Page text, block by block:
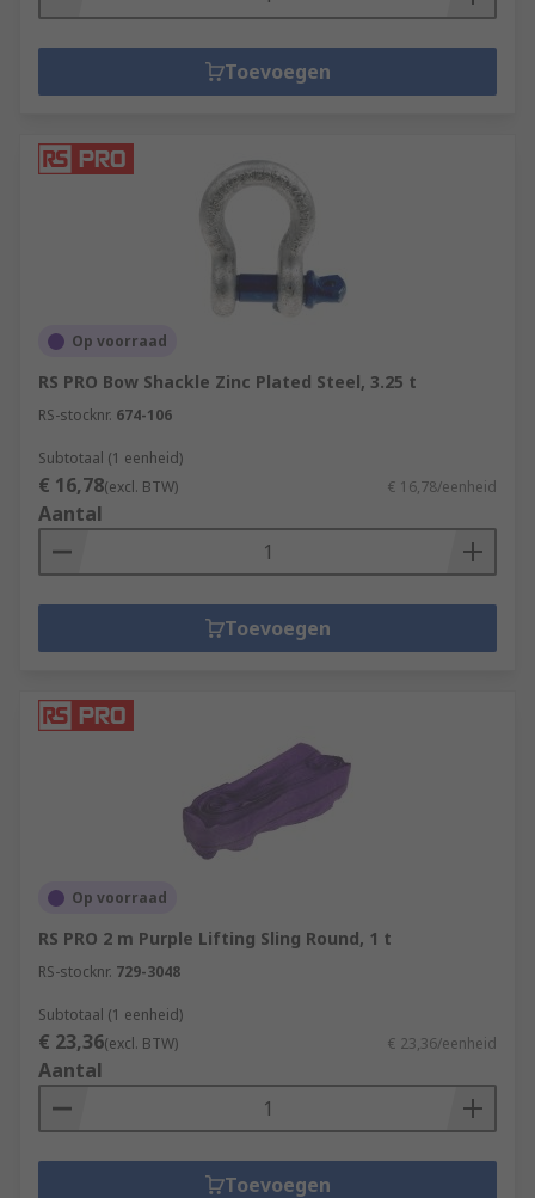
Toevoegen
Op voorraad
RS PRO Bow Shackle Zinc Plated Steel, 3.25 t
RS-stocknr. 674-106
Subtotaal (1 eenheid)
€ 16,78(excl. BTW) € 16,78/eenheid
Aantal
Toevoegen
Op voorraad
RS PRO 2 m Purple Lifting Sling Round, 1 t
RS-stocknr. 729-3048
Subtotaal (1 eenheid)
€ 23,36(excl. BTW) € 23,36/eenheid
Aantal
Toevoegen